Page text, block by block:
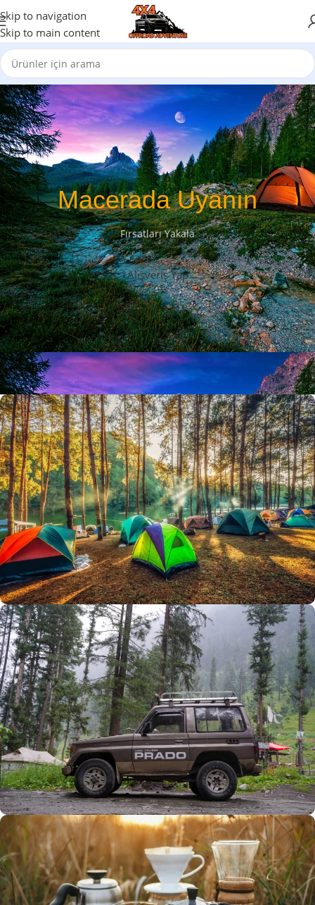
Skip to navigation
Skip to main content
Macerada Uyanın
Fırsatları Yakala
Alışveriş Yap
Büyük Yaz İndirimi
0
Günler
00
Hr
00
Min
00
SSK
Alışverişe Başla
ARAÇ AKSESUARLARI
SATIŞ VE MONTAJ
Keşfet